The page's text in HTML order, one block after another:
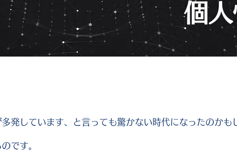
個
発しています、と言っても驚かない時代になったのかも
です。